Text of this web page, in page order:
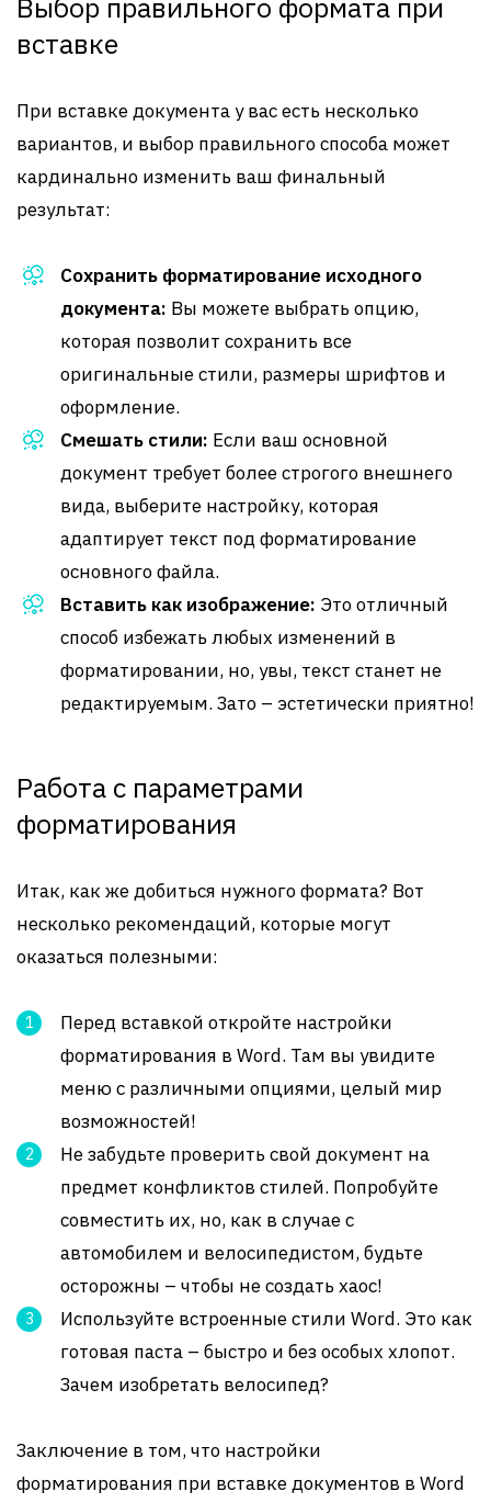
вставке
При вставке документа у вас есть несколько
вариантов, и выбор правильного способа может
кардинально изменить ваш финальный
результат:
Сохранить форматирование исходного
документа: Вы можете выбрать опцию,
которая позволит сохранить все
оригинальные стили, размеры шрифтов и
оформление.
Смешать стили: Если ваш основной
документ требует более строгого внешнего
вида, выберите настройку, которая
адаптирует текст под форматирование
основного файла.
Вставить как изображение: Это отличный
способ избежать любых изменений в
форматировании, но, увы, текст станет не
редактируемым. Зато – эстетически приятно!
Работа с параметрами
форматирования
Итак, как же добиться нужного формата? Вот
несколько рекомендаций, которые могут
оказаться полезными:
Перед вставкой откройте настройки
форматирования в Word. Там вы увидите
меню с различными опциями, целый мир
возможностей!
Не забудьте проверить свой документ на
предмет конфликтов стилей. Попробуйте
совместить их, но, как в случае с
автомобилем и велосипедистом, будьте
осторожны – чтобы не создать хаос!
Используйте встроенные стили Word. Это как
готовая паста – быстро и без особых хлопот.
Зачем изобретать велосипед?
Заключение в том, что настройки
форматирования при вставке документов в Word